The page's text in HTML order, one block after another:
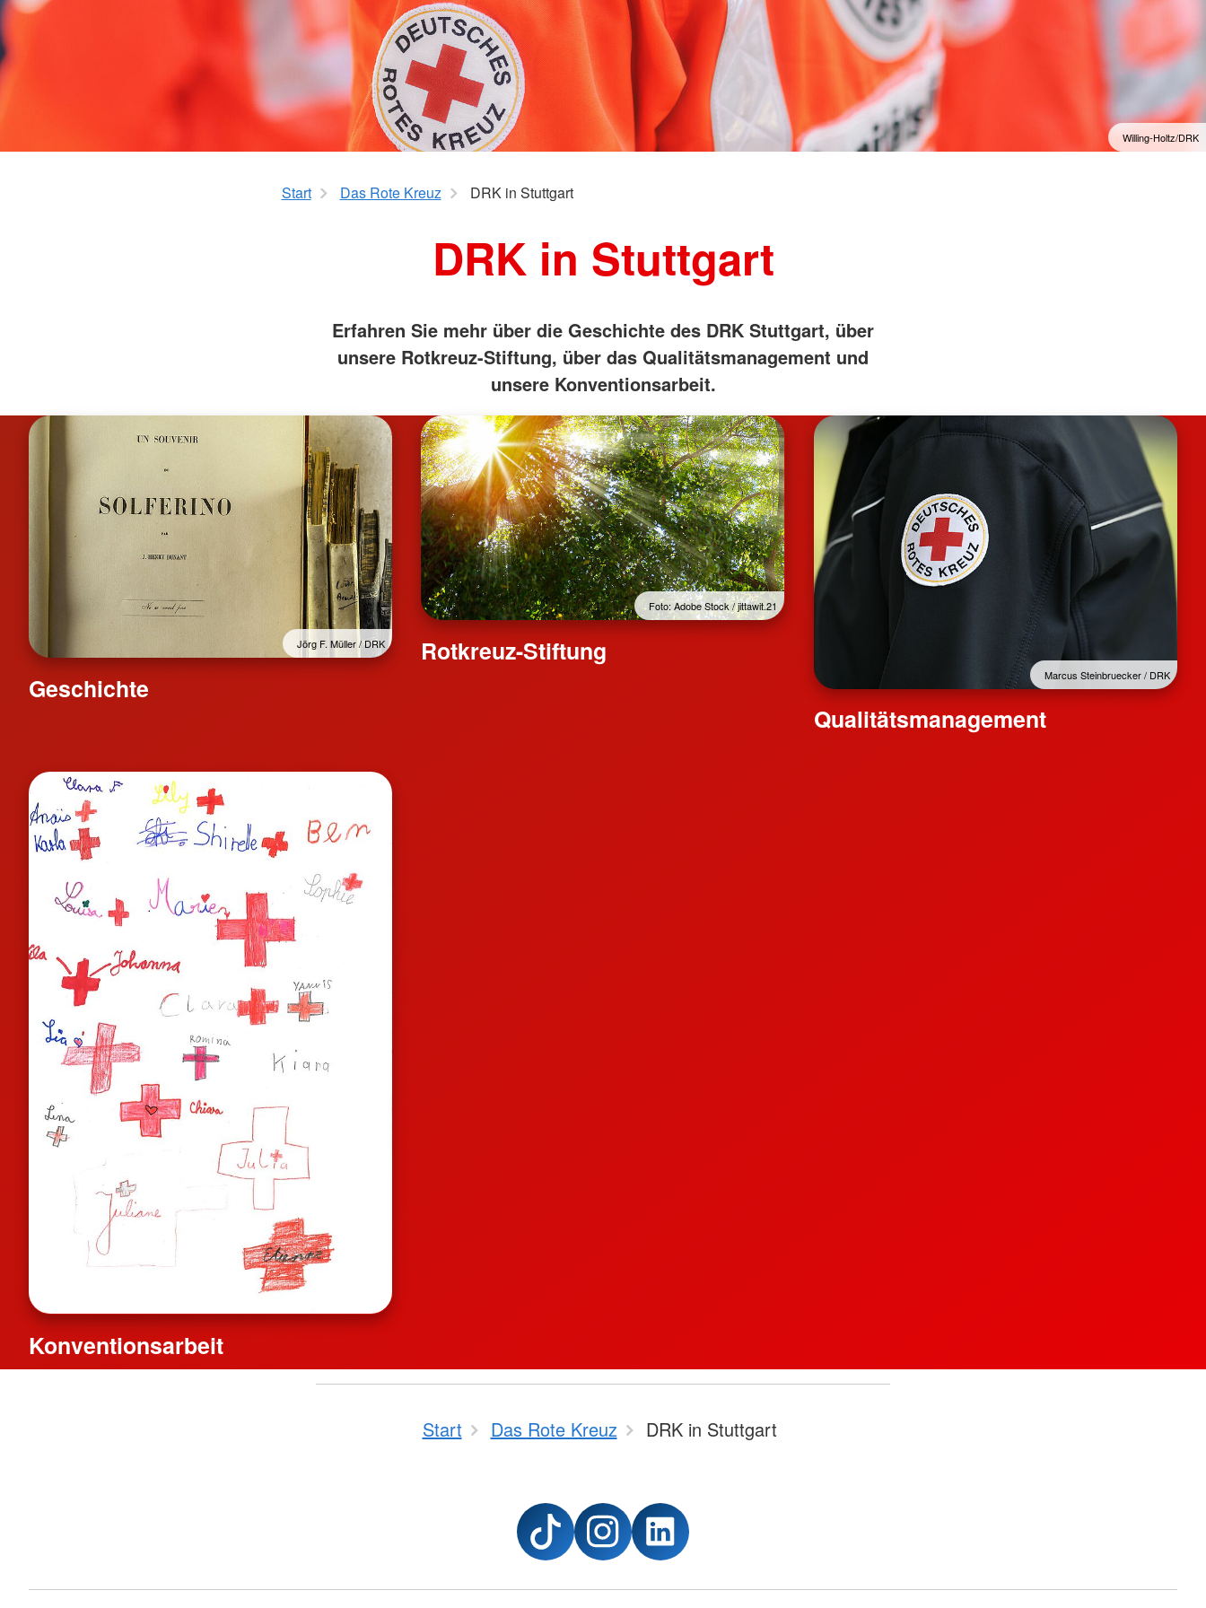
Erste Hilfe
Therapiehundegruppe
Sozialpraktikum
DRK-Elterncampus
Willing-Holtz/DRK
Start Das Rote Kreuz DRK in Stuttgart
DRK in Stuttgart
Erfahren Sie mehr über die Geschichte des DRK Stuttgart, über
unsere Rotkreuz-Stiftung, über das Qualitätsmanagement und
unsere Konventionsarbeit.
Jörg F. Müller / DRK
Geschichte
Foto: Adobe Stock / jittawit.21
Rotkreuz-Stiftung
Marcus Steinbruecker / DRK
Qualitätsmanagement
Konventionsarbeit
Start Das Rote Kreuz DRK in Stuttgart